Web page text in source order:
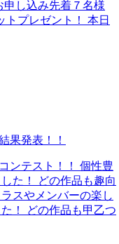
し込み先着７名様
トプレゼント！ 本日
果発表！！
ンテスト！！ 個性豊
た！ どの作品も趣向
スやメンバーの楽し
！ どの作品も甲乙つ